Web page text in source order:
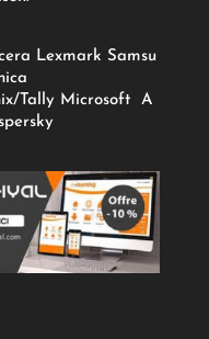
Lexmark Samsu
Tally Microsoft
A